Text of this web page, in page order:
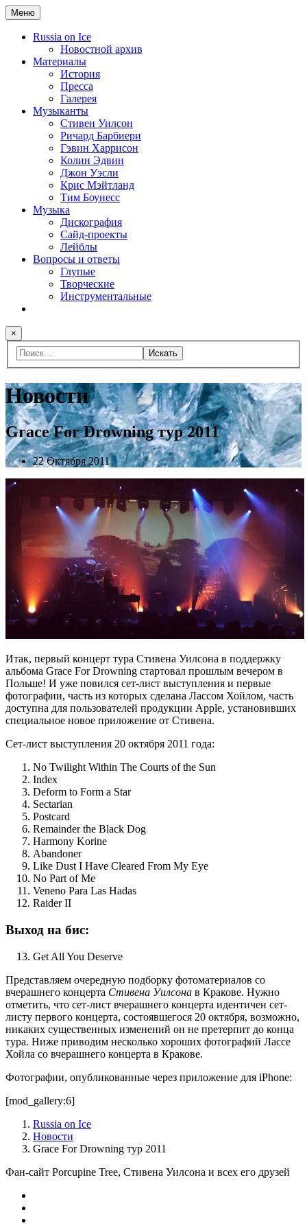
Меню
Russia on Ice
Новостной архив
Материалы
История
Пресса
Галерея
Музыканты
Стивен Уилсон
Ричард Барбиери
Гэвин Харрисон
Колин Эдвин
Джон Уэсли
Крис Мэйтланд
Тим Боунесс
Музыка
Дискография
Сайд-проекты
Лейблы
Вопросы и ответы
Глупые
Творческие
Инструментальные
×
Искать
Новости
Grace For Drowning тур 2011
22 Октября 2011
Итак, первый концерт тура Стивена Уилсона в поддержку
альбома Grace For Drowning стартовал прошлым вечером в
Польше! И уже повился сет-лист выступления и первые
фотографии, часть из которых сделана Лассом Хойлом, часть
доступна для пользователей продукции Apple, установивших
специальное новое приложение от Стивена.
Сет-лист выступления 20 октября 2011 года:
No Twilight Within The Courts of the Sun
Index
Deform to Form a Star
Sectarian
Postcard
Remainder the Black Dog
Harmony Korine
Abandoner
Like Dust I Have Cleared From My Eye
No Part of Me
Veneno Para Las Hadas
Raider II
Выход на бис:
Get All You Deserve
Представляем очередную подборку фотоматериалов со
вчерашнего концерта Стивена Уилсона в Кракове. Нужно
отметить, что сет-лист вчерашнего концерта идентичен сет-
листу первого концерта, состоявшегося 20 октября, возможно,
никаких существенных изменений он не претерпит до конца
тура. Ниже приводим несколько хороших фотографий Лассе
Хойла со вчерашнего концерта в Кракове.
Фотографии, опубликованные через приложение для iPhone:
[mod_gallery:6]
Russia on Ice
Новости
Grace For Drowning тур 2011
Фан-сайт Porcupine Tree, Стивена Уилсона и всех его друзей